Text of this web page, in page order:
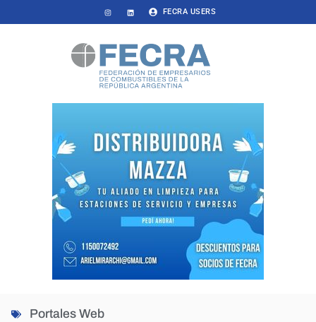
FECRA USERS
Portales Web